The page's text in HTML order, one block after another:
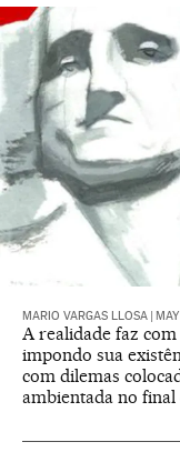
MARIO VARGAS LLOSA
A realidade faz com
impondo sua
com dilemas
ambientada no